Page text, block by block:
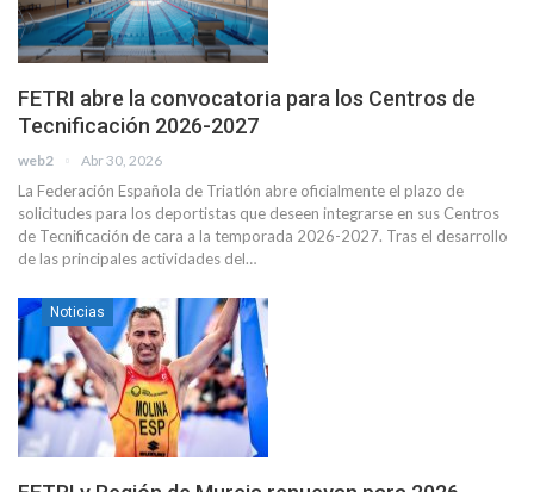
FETRI abre la convocatoria para los Centros de
Tecnificación 2026-2027
web2 Abr 30, 2026
La Federación Española de Triatlón abre oficialmente el plazo de
solicitudes para los deportistas que deseen integrarse en sus Centros
de Tecnificación de cara a la temporada 2026-2027. Tras el desarrollo
de las principales actividades del…
Noticias